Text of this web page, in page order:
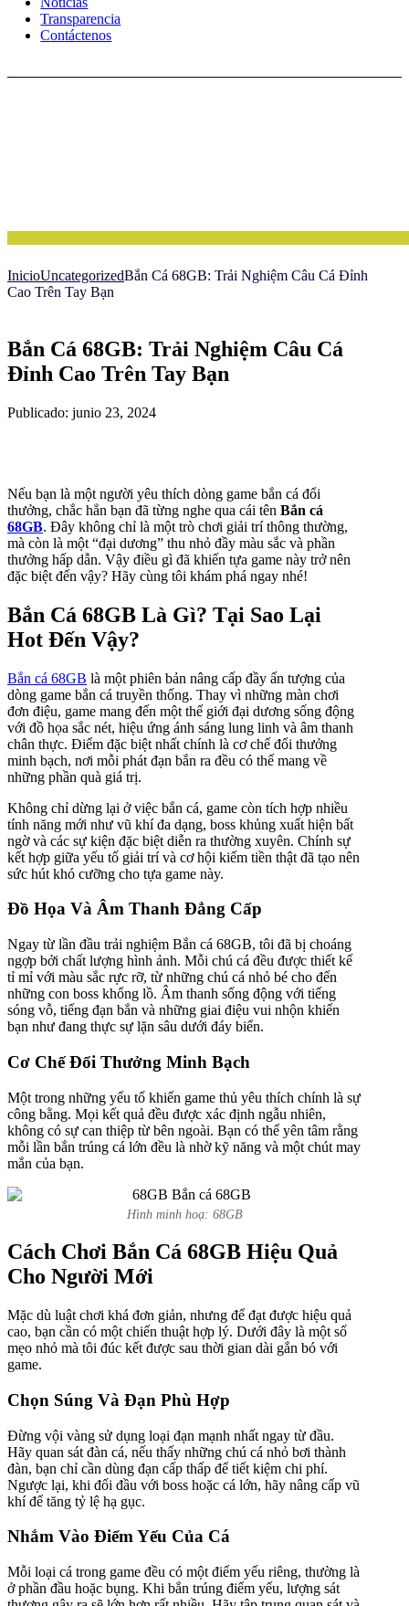
Transparencia
Contáctenos
InicioUncategorizedBắn Cá 68GB: Trải Nghiệm Câu Cá Đỉnh
Cao Trên Tay Bạn
Bắn Cá 68GB: Trải Nghiệm Câu Cá
Đỉnh Cao Trên Tay Bạn
Publicado: junio 23, 2024
Nếu bạn là một người yêu thích dòng game bắn cá đổi
thưởng, chắc hẳn bạn đã từng nghe qua cái tên Bắn cá
68GB. Đây không chỉ là một trò chơi giải trí thông thường,
mà còn là một “đại dương” thu nhỏ đầy màu sắc và phần
thưởng hấp dẫn. Vậy điều gì đã khiến tựa game này trở nên
đặc biệt đến vậy? Hãy cùng tôi khám phá ngay nhé!
Bắn Cá 68GB Là Gì? Tại Sao Lại
Hot Đến Vậy?
Bắn cá 68GB là một phiên bản nâng cấp đầy ấn tượng của
dòng game bắn cá truyền thống. Thay vì những màn chơi
đơn điệu, game mang đến một thế giới đại dương sống động
với đồ họa sắc nét, hiệu ứng ánh sáng lung linh và âm thanh
chân thực. Điểm đặc biệt nhất chính là cơ chế đổi thưởng
minh bạch, nơi mỗi phát đạn bắn ra đều có thể mang về
những phần quà giá trị.
Không chỉ dừng lại ở việc bắn cá, game còn tích hợp nhiều
tính năng mới như vũ khí đa dạng, boss khủng xuất hiện bất
ngờ và các sự kiện đặc biệt diễn ra thường xuyên. Chính sự
kết hợp giữa yếu tố giải trí và cơ hội kiếm tiền thật đã tạo nên
sức hút khó cưỡng cho tựa game này.
Đồ Họa Và Âm Thanh Đẳng Cấp
Ngay từ lần đầu trải nghiệm Bắn cá 68GB, tôi đã bị choáng
ngợp bởi chất lượng hình ảnh. Mỗi chú cá đều được thiết kế
tỉ mỉ với màu sắc rực rỡ, từ những chú cá nhỏ bé cho đến
những con boss khổng lồ. Âm thanh sống động với tiếng
sóng vỗ, tiếng đạn bắn và những giai điệu vui nhộn khiến
bạn như đang thực sự lặn sâu dưới đáy biển.
Cơ Chế Đổi Thưởng Minh Bạch
Một trong những yếu tố khiến game thủ yêu thích chính là sự
công bằng. Mọi kết quả đều được xác định ngẫu nhiên,
không có sự can thiệp từ bên ngoài. Bạn có thể yên tâm rằng
mỗi lần bắn trúng cá lớn đều là nhờ kỹ năng và một chút may
mắn của bạn.
Hình minh hoạ: 68GB
Cách Chơi Bắn Cá 68GB Hiệu Quả
Cho Người Mới
Mặc dù luật chơi khá đơn giản, nhưng để đạt được hiệu quả
cao, bạn cần có một chiến thuật hợp lý. Dưới đây là một số
mẹo nhỏ mà tôi đúc kết được sau thời gian dài gắn bó với
game.
Chọn Súng Và Đạn Phù Hợp
Đừng vội vàng sử dụng loại đạn mạnh nhất ngay từ đầu.
Hãy quan sát đàn cá, nếu thấy những chú cá nhỏ bơi thành
đàn, bạn chỉ cần dùng đạn cấp thấp để tiết kiệm chi phí.
Ngược lại, khi đối đầu với boss hoặc cá lớn, hãy nâng cấp vũ
khí để tăng tỷ lệ hạ gục.
Nhắm Vào Điểm Yếu Của Cá
Mỗi loại cá trong game đều có một điểm yếu riêng, thường là
ở phần đầu hoặc bụng. Khi bắn trúng điểm yếu, lượng sát